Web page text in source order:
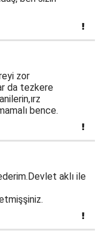
zor
da tezkere
bence.
aklı ile